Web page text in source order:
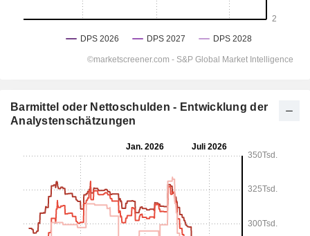
Barmittel oder Nettoschulden - Entwicklung der
Analystenschätzungen